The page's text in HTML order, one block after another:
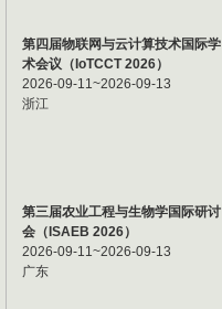
第四届物联网与云计算技术国际学
术会议（IoTCCT 2026）
2026-09-11~2026-09-13
浙江
第三届农业工程与生物学国际研讨
会（ISAEB 2026）
2026-09-11~2026-09-13
广东